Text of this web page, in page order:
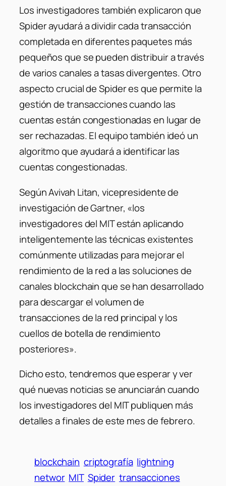
Los investigadores también explicaron que
Spider ayudará a dividir cada transacción
completada en diferentes paquetes más
pequeños que se pueden distribuir a través
de varios canales a tasas divergentes. Otro
aspecto crucial de Spider es que permite la
gestión de transacciones cuando las
cuentas están congestionadas en lugar de
ser rechazadas. El equipo también ideó un
algoritmo que ayudará a identificar las
cuentas congestionadas.
Según Avivah Litan, vicepresidente de
investigación de Gartner, «los
investigadores del MIT están aplicando
inteligentemente las técnicas existentes
comúnmente utilizadas para mejorar el
rendimiento de la red a las soluciones de
canales blockchain que se han desarrollado
para descargar el volumen de
transacciones de la red principal y los
cuellos de botella de rendimiento
posteriores».
Dicho esto, tendremos que esperar y ver
qué nuevas noticias se anunciarán cuando
los investigadores del MIT publiquen más
detalles a finales de este mes de febrero.
blockchain criptografía lightning
networ MIT Spider transacciones